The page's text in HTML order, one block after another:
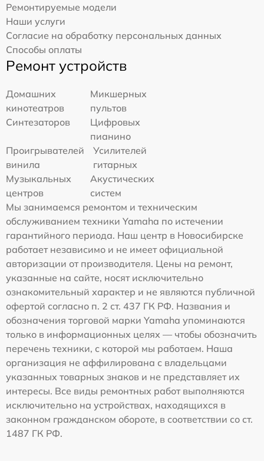
Ремонтируемые модели
Наши услуги
Согласие на обработку персональных данных
Способы оплаты
Ремонт устройств
Домашних
кинотеатров
Микшерных
пультов
Синтезаторов
Цифровых
пианино
Проигрывателей
винила
Усилителей
гитарных
Музыкальных
центров
Акустических
систем
Мы занимаемся ремонтом и техническим
обслуживанием техники Yamaha по истечении
гарантийного периода. Наш центр в Новосибирске
работает независимо и не имеет официальной
авторизации от производителя. Цены на ремонт,
указанные на сайте, носят исключительно
ознакомительный характер и не являются публичной
офертой согласно п. 2 ст. 437 ГК РФ. Названия и
обозначения торговой марки Yamaha упоминаются
только в информационных целях — чтобы обозначить
перечень техники, с которой мы работаем. Наша
организация не аффилирована с владельцами
указанных товарных знаков и не представляет их
интересы. Все виды ремонтных работ выполняются
исключительно на устройствах, находящихся в
законном гражданском обороте, в соответствии со ст.
1487 ГК РФ.